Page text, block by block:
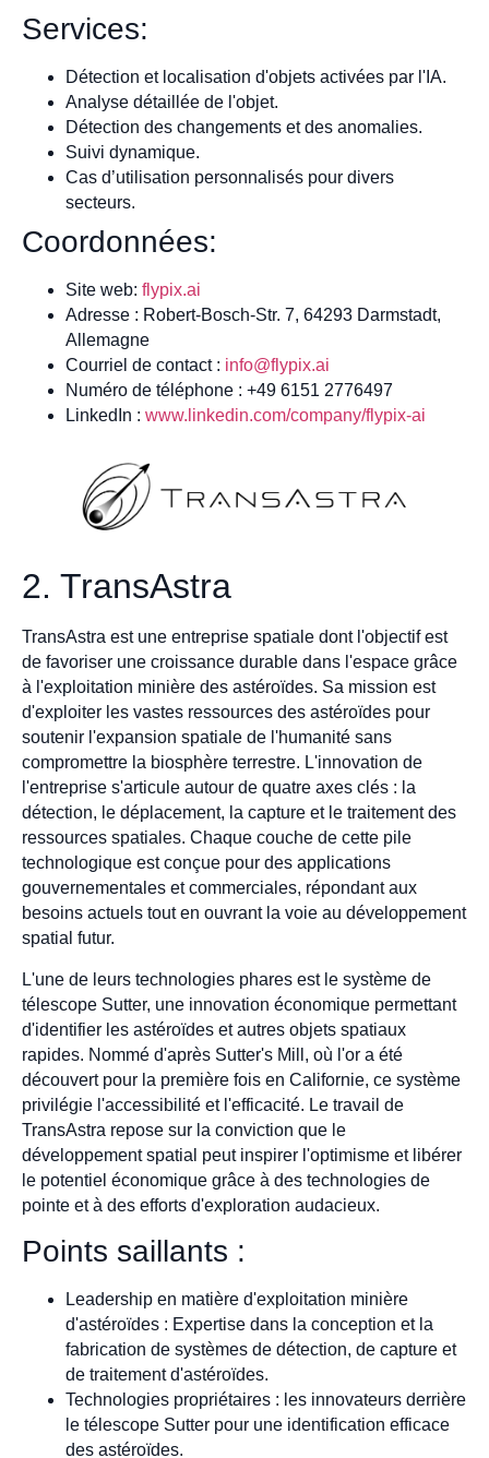
Services:
Détection et localisation d'objets activées par l'IA.
Analyse détaillée de l'objet.
Détection des changements et des anomalies.
Suivi dynamique.
Cas d’utilisation personnalisés pour divers
secteurs.
Coordonnées:
Site web: flypix.ai
Adresse : Robert-Bosch-Str. 7, 64293 Darmstadt,
Allemagne
Courriel de contact : info@flypix.ai
Numéro de téléphone : +49 6151 2776497
LinkedIn : www.linkedin.com/company/flypix-ai
2. TransAstra
TransAstra est une entreprise spatiale dont l'objectif est
de favoriser une croissance durable dans l'espace grâce
à l'exploitation minière des astéroïdes. Sa mission est
d'exploiter les vastes ressources des astéroïdes pour
soutenir l'expansion spatiale de l'humanité sans
compromettre la biosphère terrestre. L'innovation de
l'entreprise s'articule autour de quatre axes clés : la
détection, le déplacement, la capture et le traitement des
ressources spatiales. Chaque couche de cette pile
technologique est conçue pour des applications
gouvernementales et commerciales, répondant aux
besoins actuels tout en ouvrant la voie au développement
spatial futur.
L'une de leurs technologies phares est le système de
télescope Sutter, une innovation économique permettant
d'identifier les astéroïdes et autres objets spatiaux
rapides. Nommé d'après Sutter's Mill, où l'or a été
découvert pour la première fois en Californie, ce système
privilégie l'accessibilité et l'efficacité. Le travail de
TransAstra repose sur la conviction que le
développement spatial peut inspirer l'optimisme et libérer
le potentiel économique grâce à des technologies de
pointe et à des efforts d'exploration audacieux.
Points saillants :
Leadership en matière d'exploitation minière
d'astéroïdes : Expertise dans la conception et la
fabrication de systèmes de détection, de capture et
de traitement d'astéroïdes.
Technologies propriétaires : les innovateurs derrière
le télescope Sutter pour une identification efficace
des astéroïdes.